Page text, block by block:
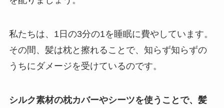
私たちは、1日の3分の1を睡眠に費やしています。
その間、髪は枕と擦れることで、知らず知らずの
うちにダメージを受けているのです。
シルク素材の枕カバーやシーツを使うことで、髪